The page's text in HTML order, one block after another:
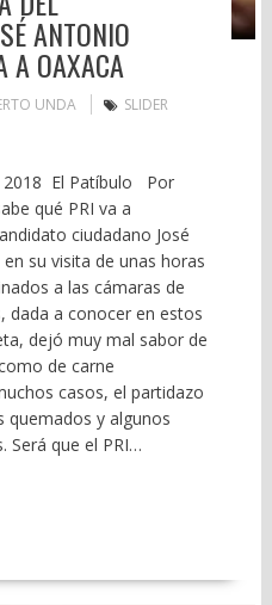
ANTONIO
A OAXACA
UNDA
SLIDER
2018 El Patíbulo Por
qué PRI va a
ciudadano José
su visita de unas horas
a las cámaras de
dada a conocer en estos
dejó muy mal sabor de
de carne
casos, el partidazo
quemados y algunos
Será que el PRI…